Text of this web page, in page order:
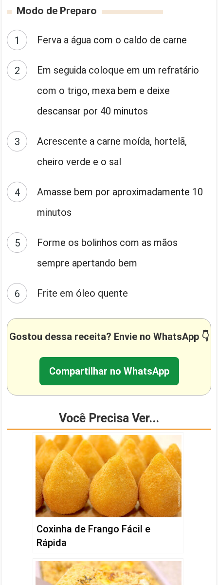
Modo de Preparo
Ferva a água com o caldo de carne
Em seguida coloque em um refratário
com o trigo, mexa bem e deixe
descansar por 40 minutos
Acrescente a carne moída, hortelã,
cheiro verde e o sal
Amasse bem por aproximadamente 10
minutos
Forme os bolinhos com as mãos
sempre apertando bem
Frite em óleo quente
Gostou dessa receita? Envie no WhatsApp 👇
Compartilhar no WhatsApp
Você Precisa Ver...
Coxinha de Frango Fácil e
Rápida